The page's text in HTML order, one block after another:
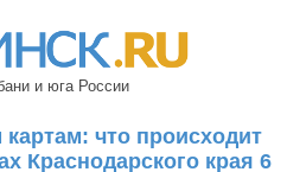
и юга России
что происходит
Краснодарского края 6